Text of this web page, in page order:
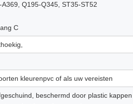
Q195-Q345, ST35-ST52
C
kleurenpvc of als uw vereisten
beschermd door plastic